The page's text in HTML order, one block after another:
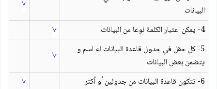
البيانات
√
4- يمكن اعتبار الكلمة نوعا من البيانات
√
5- كل حقل في جدول قاعدة البيانات له اسم و
يتضمن بعض البيانات
√
6- تتكون قاعدة البيانات من جدولين أو أكثر
√